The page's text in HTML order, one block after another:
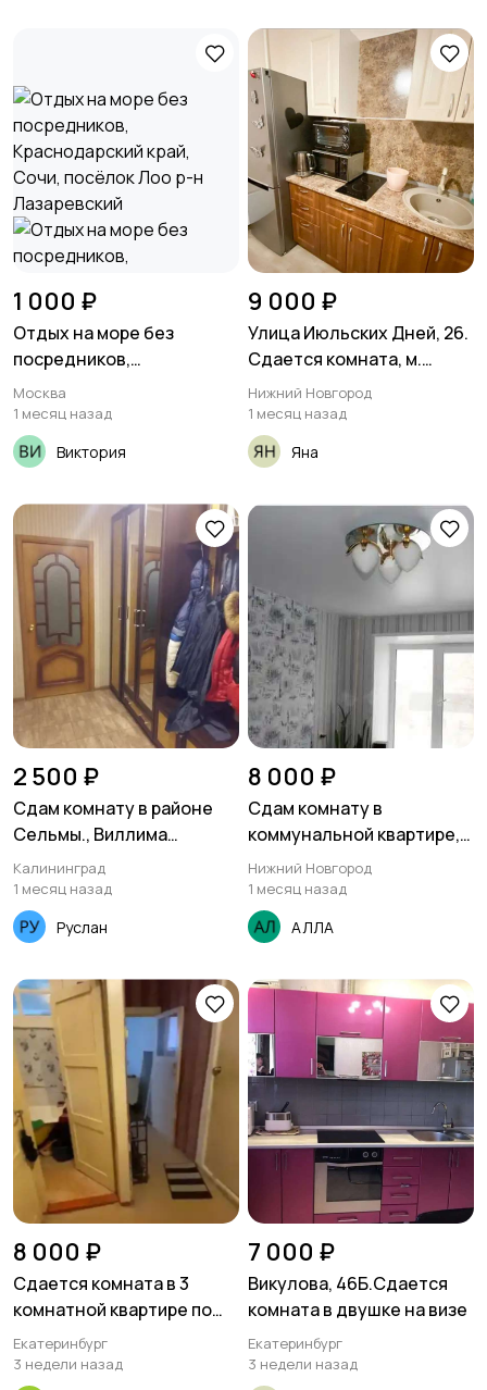
1 000 ₽
Отдых на море без
посредников,
Краснодарский край,
Сочи, посёлок Лоо р-н
Лазаревский
Москва
1 месяц назад
Виктория
9 000 ₽
Улица Июльских Дней, 26.
Сдается комната, м.
Чкаловская
Нижний Новгород
1 месяц назад
Яна
2 500 ₽
Сдам комнату в районе
Сельмы., Виллима
Фермора 3
Калининград
1 месяц назад
Руслан
8 000 ₽
Сдам комнату в
коммунальной квартире,
архитектурная, д. 2/1
Нижний Новгород
1 месяц назад
АЛЛА
8 000 ₽
Сдается комната в 3
комнатной квартире по
адресу: Кировградская, д.
7. Комната 12 м2, балкон
Екатеринбург
3 недели назад
7 000 ₽
Викулова, 46Б.Сдается
комната в двушке на визе
Екатеринбург
3 недели назад